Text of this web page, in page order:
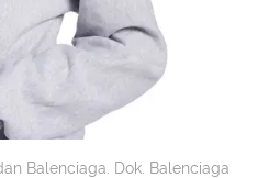
Balenciaga. Dok. Balenciaga